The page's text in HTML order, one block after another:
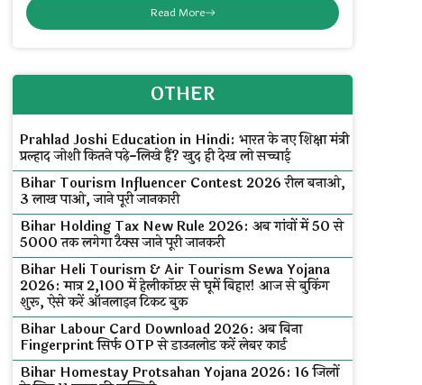
Read More
OTHER
Prahlad Joshi Education in Hindi: भारत के नए शिक्षा मंत्री
प्रल्हाद जोशी कितने पढ़े-लिखे हैं? खुद ही देख लो सच्चाई
Bihar Tourism Influencer Contest 2026 रील बनाओ,
₹3 लाख पाओ, जाने पूरी जानकारी
Bihar Holding Tax New Rule 2026: अब गांवों में ₹50 से
₹5000 तक लगेगा टैक्स जाने पूरी जानकरी
Bihar Heli Tourism & Air Tourism Sewa Yojana
2026: मात्र ₹2,100 में हेलीकॉप्टर से घूमें बिहार! आज से बुकिंग
शुरू, ऐसे करें ऑनलाइन टिकट बुक
Bihar Labour Card Download 2026: अब बिना
Fingerprint सिर्फ OTP से डाउनलोड करें लेबर कार्ड
Bihar Homestay Protsahan Yojana 2026: 16 जिलों